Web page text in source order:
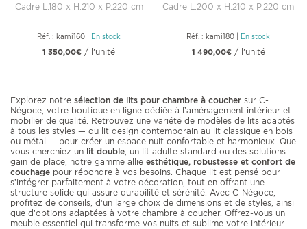
Cadre L.180 x H.210 x P.220 cm
Réf. : kami160 En stock
1 350,00€ / l'unité
Cadre L.200 x H.210 x P.220 cm
Réf. : kami180 En stock
1 490,00€/ l'unité
Explorez notre sélection de lits pour chambre à coucher sur C-
Négoce, votre boutique en ligne dédiée à l’aménagement intérieur et
mobilier de qualité. Retrouvez une variété de modèles de lits adaptés
à tous les styles — du lit design contemporain au lit classique en bois
ou métal — pour créer un espace nuit confortable et harmonieux. Que
vous cherchiez un lit double , un lit adulte standard ou des solutions
gain de place, notre gamme allie esthétique, robustesse et confort de
couchage pour répondre à vos besoins. Chaque lit est pensé pour
s’intégrer parfaitement à votre décoration, tout en offrant une
structure solide qui assure durabilité et sérénité. Avec C-Négoce,
profitez de conseils, d’un large choix de dimensions et de styles, ainsi
que d’options adaptées à votre chambre à coucher. Offrez-vous un
meuble essentiel qui transforme vos nuits et sublime votre intérieur.